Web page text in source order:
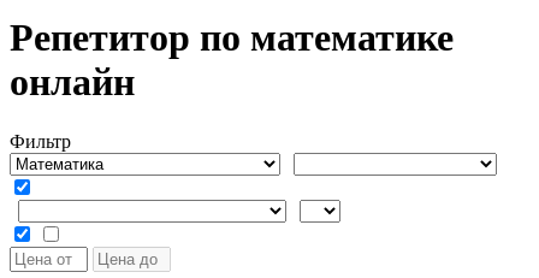
Репетитор по математике
онлайн
Фильтр